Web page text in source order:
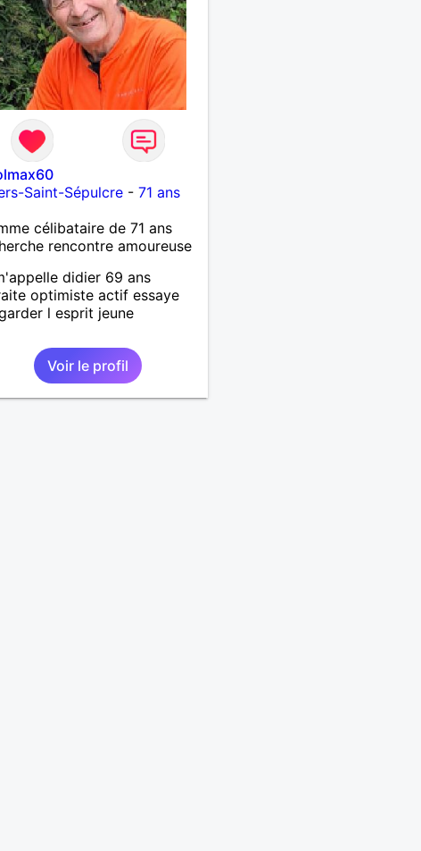
Saint-Sépulcre -71 ans
célibataire de 71 ans
rencontre amoureuse
didier 69 ans
optimiste actif essaye
l esprit jeune
Voir le profil